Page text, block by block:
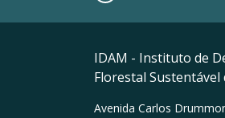
IDAM - Instituto de
Florestal Sustentável
Avenida Carlos